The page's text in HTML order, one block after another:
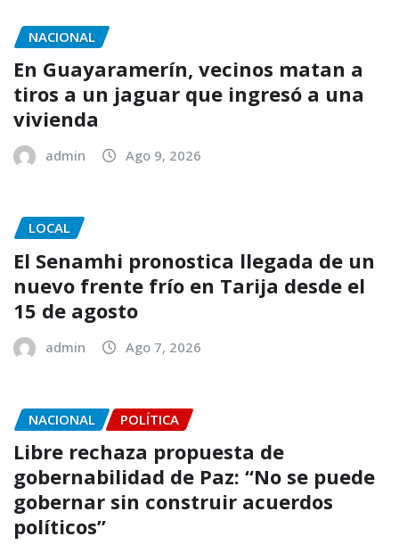
NACIONAL
En Guayaramerín, vecinos matan a
tiros a un jaguar que ingresó a una
vivienda
admin Ago 9, 2026
LOCAL
El Senamhi pronostica llegada de un
nuevo frente frío en Tarija desde el
15 de agosto
admin Ago 7, 2026
NACIONAL POLÍTICA
Libre rechaza propuesta de
gobernabilidad de Paz: “No se puede
gobernar sin construir acuerdos
políticos”